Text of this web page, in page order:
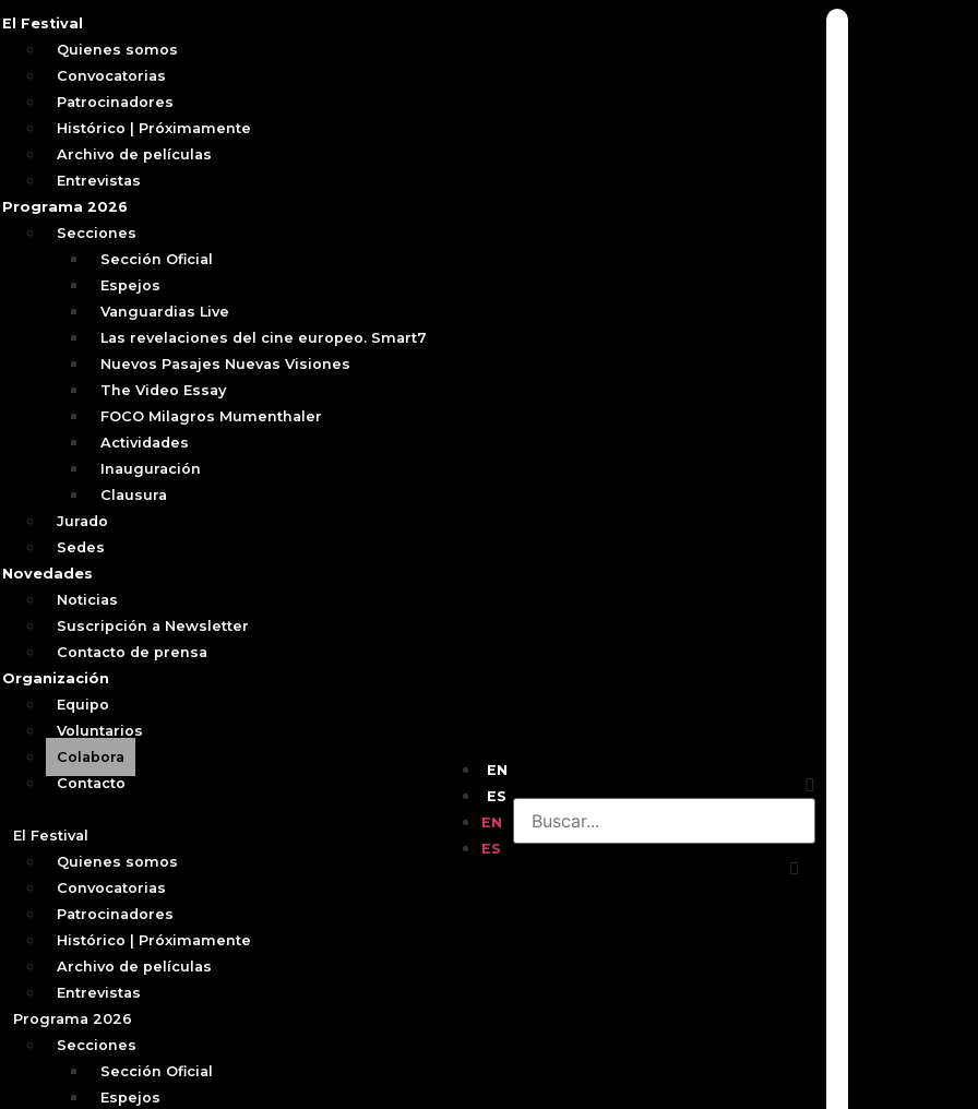
El Festival
Quienes somos
Convocatorias
Patrocinadores
Histórico | Próximamente
Archivo de películas
Entrevistas
Programa 2026
Secciones
Sección Oficial
Espejos
Vanguardias Live
Las revelaciones del cine europeo. Smart7
Nuevos Pasajes Nuevas Visiones
The Video Essay
FOCO Milagros Mumenthaler
Actividades
Inauguración
Clausura
Jurado
Sedes
Novedades
Noticias
Suscripción a Newsletter
Contacto de prensa
Organización
Equipo
Voluntarios
Colabora
Contacto
El Festival
Quienes somos
Convocatorias
Patrocinadores
Histórico | Próximamente
Archivo de películas
Entrevistas
Programa 2026
Secciones
Sección Oficial
Espejos
EN
ES
EN
ES